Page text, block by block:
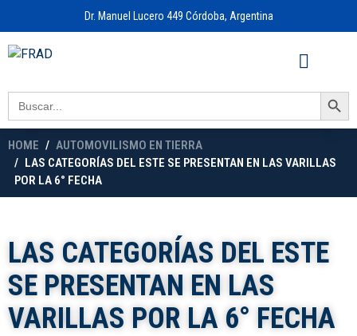
Dr. Manuel Lucero 449 Córdoba, Argentina
Search
for:
Search Button
HOME
AUTOMOVILISMO EN TIERRA
LAS CATEGORÍAS DEL ESTE SE PRESENTAN EN LAS VARILLAS
POR LA 6° FECHA
LAS CATEGORÍAS DEL ESTE
SE PRESENTAN EN LAS
VARILLAS POR LA 6° FECHA